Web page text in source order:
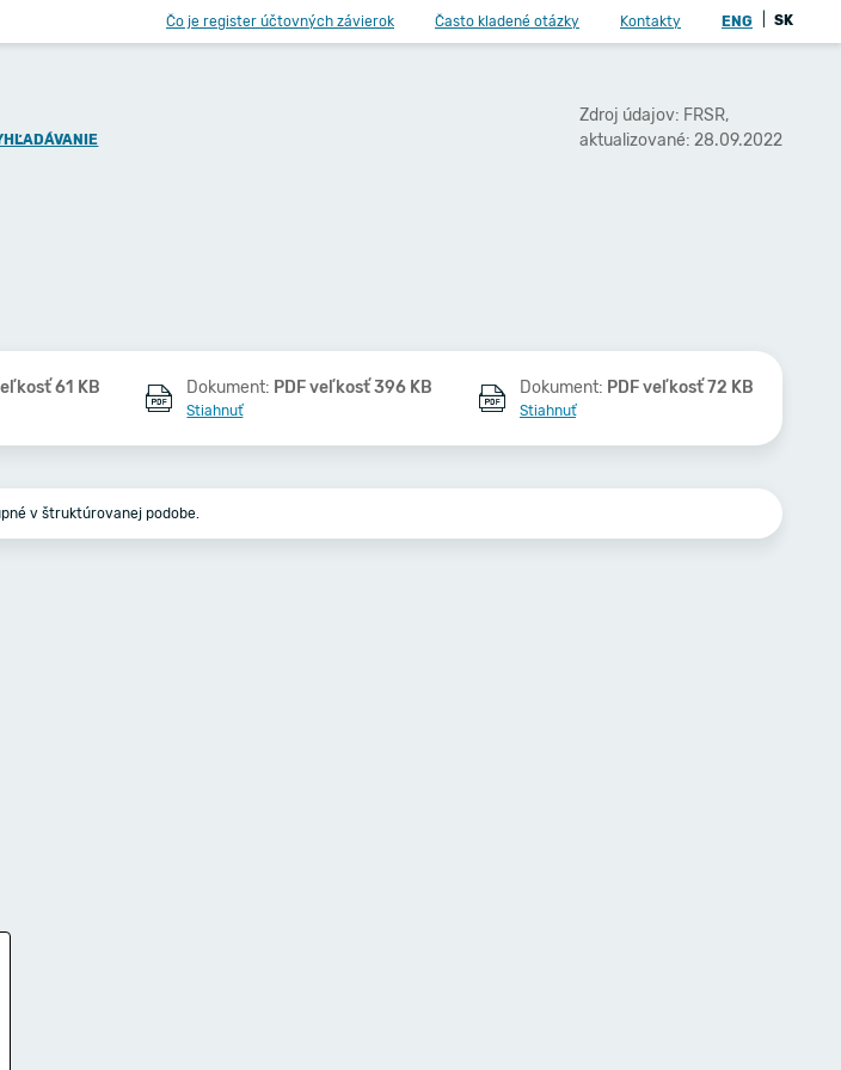
Čo je register účtovných závierok Často kladené otázky Kontakty ENG SK
Zdroj údajov: FRSR,
aktualizované: 28.09.2022
61 KB Dokument: PDF veľkosť 396 KB
Stiahnuť
Dokument: PDF veľkosť 72 KB
Stiahnuť
v štruktúrovanej podobe.